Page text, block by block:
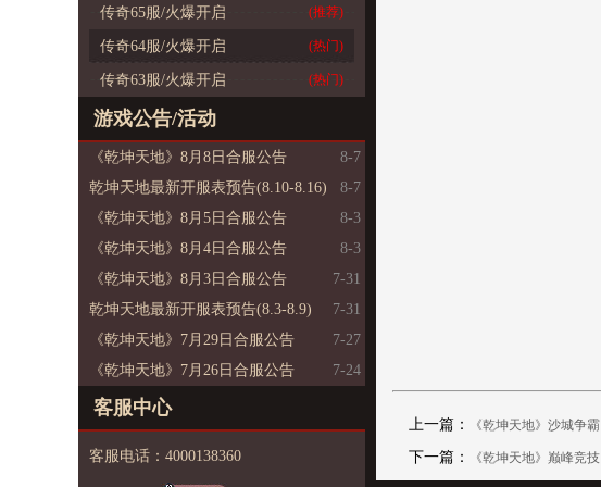
传奇65服/火爆开启 (推荐)
传奇64服/火爆开启 (热门)
传奇63服/火爆开启 (热门)
游戏公告/活动
《乾坤天地》8月8日合服公告
8-7
乾坤天地最新开服表预告(8.10-8.16)
8-7
《乾坤天地》8月5日合服公告
8-3
《乾坤天地》8月4日合服公告
8-3
《乾坤天地》8月3日合服公告
7-31
乾坤天地最新开服表预告(8.3-8.9)
7-31
《乾坤天地》7月29日合服公告
7-27
《乾坤天地》7月26日合服公告
7-24
客服中心
客服电话：4000138360
上一篇： 《乾坤天地》沙城争霸
下一篇： 《乾坤天地》巅峰竞技